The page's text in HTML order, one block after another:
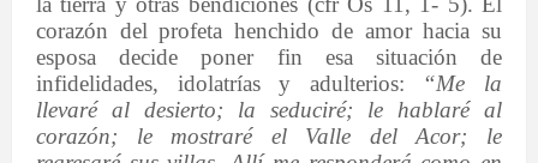
corazón del profeta henchido de amor hacia su
esposa decide poner fin esa situación de
infidelidades, idolatrías y adulterios: “Me la
llevaré al desierto; la seduciré; le hablaré al
corazón; le mostraré el Valle del Acor; le